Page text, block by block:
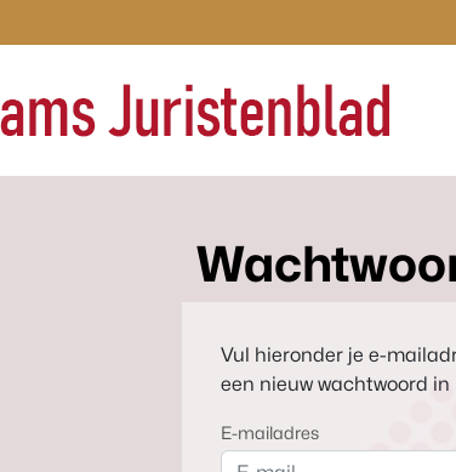
Vul hieronder je e-
een nieuw wachtwoord
E-mailadres